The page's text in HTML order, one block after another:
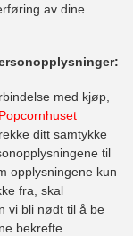
av dine
med kjøp,
Popcornhuset
ditt samtykke
til
opplysningene kun
fra, skal
vi bli nødt til å be
bekrefte